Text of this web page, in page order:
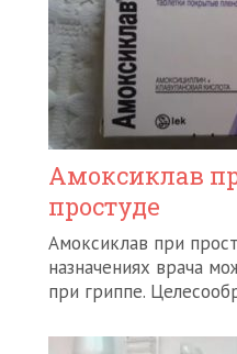
Амоксиклав
простуде
Амоксиклав при
назначениях врача
при гриппе.